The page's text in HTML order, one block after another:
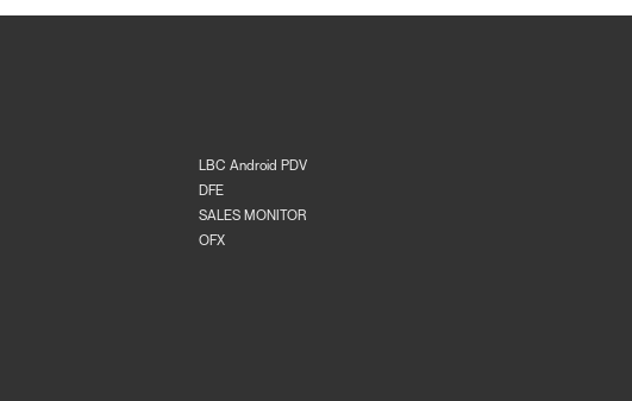
LBC Android PDV
DFE
SALES MONITOR
OFX